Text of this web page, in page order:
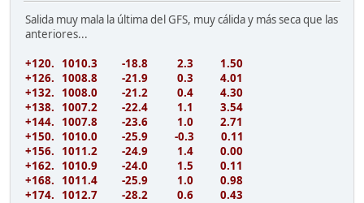
Salida muy mala la última del GFS, muy cálida y más seca que las
anteriores...
+120. 1010.3 -18.8 2.3 1.50
+126. 1008.8 -21.9 0.3 4.01
+132. 1008.0 -21.2 0.4 4.30
+138. 1007.2 -22.4 1.1 3.54
+144. 1007.8 -23.6 1.0 2.71
+150. 1010.0 -25.9 -0.3 0.11
+156. 1011.2 -24.9 1.4 0.00
+162. 1010.9 -24.0 1.5 0.11
+168. 1011.4 -25.9 1.0 0.98
+174. 1012.7 -28.2 0.6 0.43